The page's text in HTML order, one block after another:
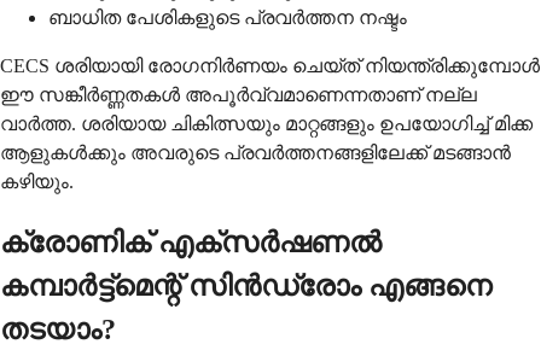
ബാധിത പേശികളുടെ പ്രവർത്തന നഷ്ടം
CECS ശരിയായി രോഗനിർണയം ചെയ്ത് നിയന്ത്രിക്കുമ്പോൾ
ഈ സങ്കീർണ്ണതകൾ അപൂർവ്വമാണെന്നതാണ് നല്ല
വാർത്ത. ശരിയായ ചികിത്സയും മാറ്റങ്ങളും ഉപയോഗിച്ച് മിക്ക
ആളുകൾക്കും അവരുടെ പ്രവർത്തനങ്ങളിലേക്ക് മടങ്ങാൻ
കഴിയും.
ക്രോണിക് എക്സർഷണൽ
കമ്പാർട്ട്മെന്റ് സിൻഡ്രോം എങ്ങനെ
തടയാം?